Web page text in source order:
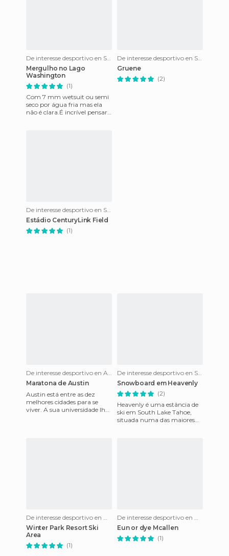
De interesse desportivo en Seattle
Mergulho no Lago
Washington
(1)
Com 7 mm wetsuit ou semi
seco por água fria mas ela
não é clara.É incrível pensar
De interesse desportivo en San Antonio
Gruene
(2)
De interesse desportivo en Seattle
Estádio CenturyLink Field
(1)
De interesse desportivo en Austin
Maratona de Austin
Austin está entre as dez
melhores cidades para se
viver. A sua universidade lhe
De interesse desportivo en South Lake Tahoe
Snowboard em Heavenly
(2)
Heavenly é uma estância de
ski em South Lake Tahoe,
situada numa das maiores
De interesse desportivo en Wheat Ridge
Winter Park Resort Ski
Area
(1)
De interesse desportivo en Mc Allen
Eun or dye Mcallen
(1)